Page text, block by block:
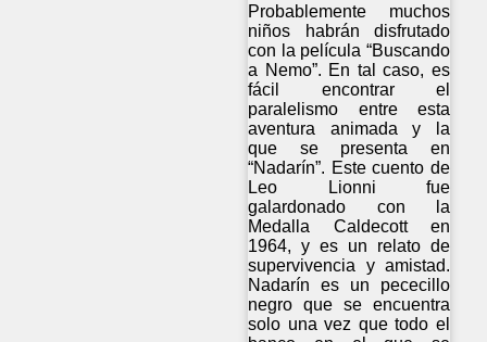
Probablemente muchos
niños habrán disfrutado
con la película “Buscando
a Nemo”. En tal caso, es
fácil encontrar el
paralelismo entre esta
aventura animada y la
que se presenta en
“Nadarín”. Este cuento de
Leo Lionni fue
galardonado con la
Medalla Caldecott en
1964, y es un relato de
supervivencia y amistad.
Nadarín es un pececillo
negro que se encuentra
solo una vez que todo el